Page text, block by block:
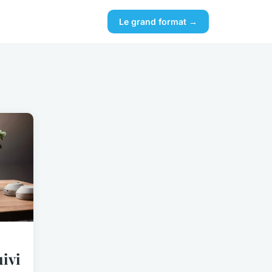
Le grand format →